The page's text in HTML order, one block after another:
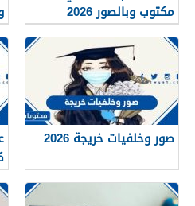
مكتوب وبالصور 2026
صور وخلفيات خريجة 2026